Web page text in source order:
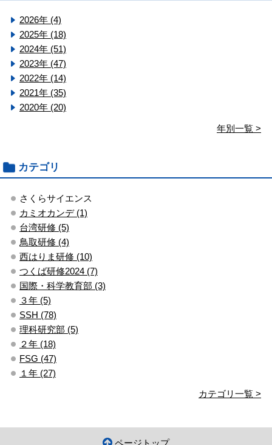
2026年 (4)
2025年 (18)
2024年 (51)
2023年 (47)
2022年 (14)
2021年 (35)
2020年 (20)
年別一覧 >
カテゴリ
さくらサイエンス
カミオカンデ (1)
台湾研修 (5)
鳥取研修 (4)
西はりま研修 (10)
つくば研修2024 (7)
国際・科学教育部 (3)
３年 (5)
SSH (78)
理科研究部 (5)
２年 (18)
FSG (47)
１年 (27)
カテゴリ一覧 >
ページトップ